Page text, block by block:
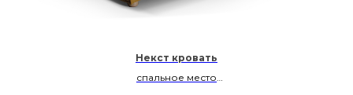
Некст кровать
спальное место